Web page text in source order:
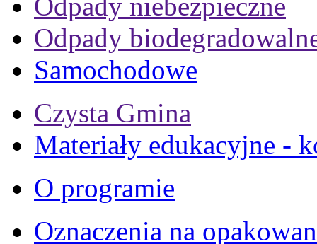
Odpady
Samochodowe
Czysta Gmina
Materiały edukacyjne -
O programie
Oznaczenia na